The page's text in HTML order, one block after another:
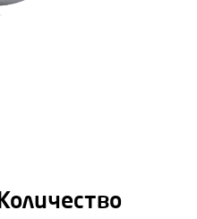
Количество